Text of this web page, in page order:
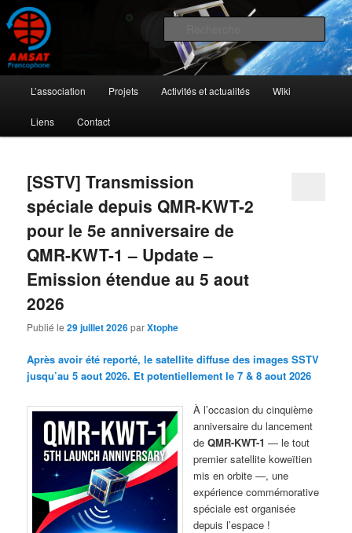
Aller
au
contenu
principal
Aller
au
contenu
secondaire
AMSAT Francophone
L'activité radioamateur par satellite
principal
L’association Projets Activités et actualités Wiki
Liens Contact
[SSTV] Transmission
spéciale depuis QMR-KWT-2
pour le 5e anniversaire de
QMR-KWT-1 – Update –
Emission étendue au 5 aout
2026
Publié le29 juillet 2026parXtophe
Après avoir été reporté, le satellite diffuse des images SSTV
jusqu’au 5 aout 2026. Et potentiellement le 7 & 8 aout 2026
À l’occasion du cinquième
anniversaire du lancement
deQMR-KWT-1 — le tout
premier satellite koweïtien
mis en orbite —, une
expérience commémorative
spéciale est organisée
depuis l’espace !